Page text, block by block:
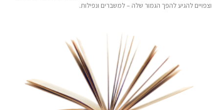
וצפויים להגיע להפך הגמור שלה – למשברים ונפילות.